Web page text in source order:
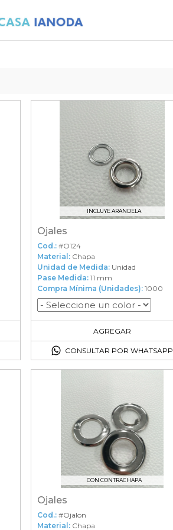
INCLUYE ARANDELA
Ojales
Cod.: #O124
Material: Chapa
Unidad de Medida: Unidad
Pase Medida: 11 mm
Compra Mínima (Unidades): 1000
AGREGAR
1000en el carrito
CONSULTAR POR WHATSAPP
CON CONTRACHAPA
Ojales
Cod.: #Ojalon
Material: Chapa